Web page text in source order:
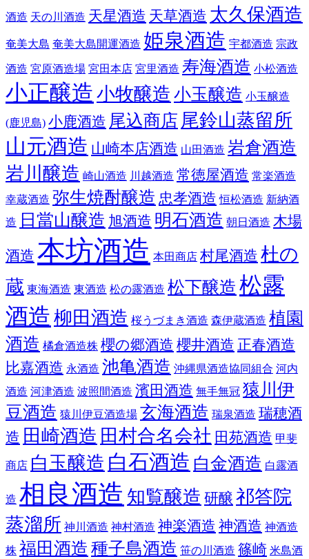
酒造 天の川酒造 天星酒造 天草酒造 太久保酒造
奄美大島 奄美大島開運酒造 姫泉酒造 宇都酒造 宗政
酒造 宮原酒造場 宮田本店 宮里酒造 寿海酒造 小松酒造
小正醸造 小牧醸造 小玉醸造 小玉醸造
(鹿児島) 小鹿酒造 尾込商店 尾鈴山蒸留所
山元酒造 山崎本店酒造 山田酒造 岩倉酒造
岩川醸造 崎山酒造 川越酒造 常徳屋酒造 常楽酒造
幸蔵酒造 弥生焼酎醸造 忠孝酒造 恒松酒造 新納酒
造 日當山醸造 旭酒造 明石酒造 朝日酒造 木場
酒造 本坊酒造 本田商店 村尾酒造 杜の
蔵 東海酒造 東酒造 松の露酒造 松下醸造 松露
酒造 柳田酒造 桜うづまき酒造 森伊蔵酒造 植園
酒造 橘倉酒造株 櫻の郷酒造 櫻井酒造 正春酒造
比嘉酒造 永酒造 池亀酒造 沖縄県酒造協同組合 河内
酒造 河津酒造 波照間酒造 濱田酒造 無手無冠 猿川伊
豆酒造 猿川伊豆酒造場 玄海酒造 瑞泉酒造 瑞穂酒
造 田崎酒造 田村合名会社 田苑酒造 甲斐
商店 白玉醸造 白石酒造 白金酒造 白露酒
造 相良酒造 知覧醸造 研醸 祁答院
蒸溜所 神川酒造 神村酒造 神楽酒造 神酒造 神酒造
株 福田酒造 種子島酒造 笹の川酒造 篠崎 米島酒